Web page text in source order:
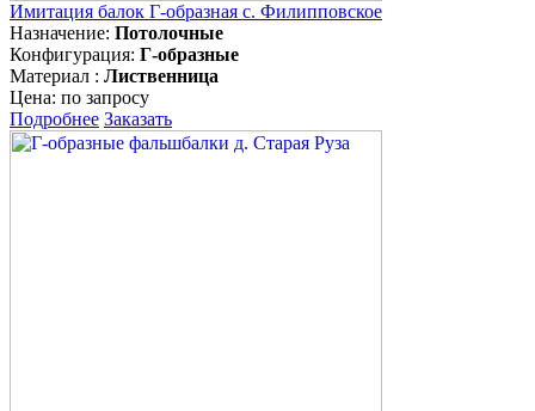
Имитация балок Г-образная с. Филипповское
Назначение: Потолочные
Конфигурация: Г-образные
Материал : Лиственница
Цена: по запросу
Подробнее Заказать